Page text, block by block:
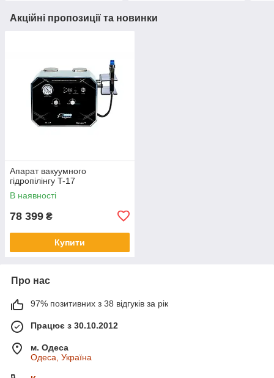
Акційні пропозиції та новинки
Апарат вакуумного
гідропілінгу T-17
В наявності
78 399 ₴
Купити
Про нас
97% позитивних з 38 відгуків за рік
Працює з 30.10.2012
м. Одеса
Одеса, Україна